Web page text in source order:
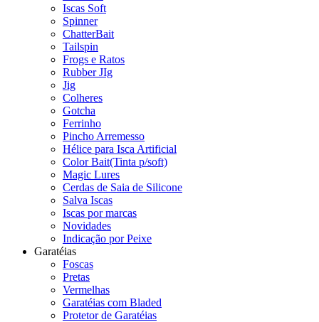
Iscas Soft
Spinner
ChatterBait
Tailspin
Frogs e Ratos
Rubber JIg
Jig
Colheres
Gotcha
Ferrinho
Pincho Arremesso
Hélice para Isca Artificial
Color Bait(Tinta p/soft)
Magic Lures
Cerdas de Saia de Silicone
Salva Iscas
Iscas por marcas
Novidades
Indicação por Peixe
Garatéias
Foscas
Pretas
Vermelhas
Garatéias com Bladed
Protetor de Garatéias